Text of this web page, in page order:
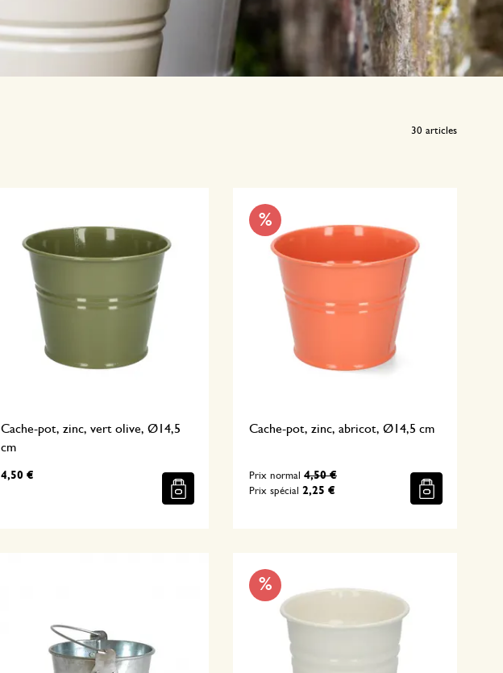
30 articles
Cache-pot, zinc, vert olive, Ø14,5
cm
4,50 €
%
Cache-pot, zinc, abricot, Ø14,5 cm
Prix spécial 2,25 €
Prix normal 4,50 €
%